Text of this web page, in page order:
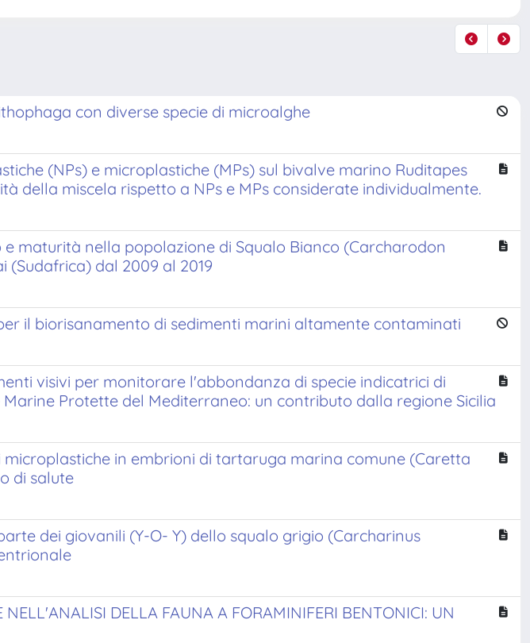
con diverse specie di microalghe
(NPs) e microplastiche (MPs) sul bivalve marino Ruditapes
della miscela rispetto a NPs e MPs considerate individualmente.
maturità nella popolazione di Squalo Bianco (Carcharodon
(Sudafrica) dal 2009 al 2019
il biorisanamento di sedimenti marini altamente contaminati
visivi per monitorare l'abbondanza di specie indicatrici di
Protette del Mediterraneo: un contributo dalla regione Sicilia
in embrioni di tartaruga marina comune (Caretta
di salute
dei giovanili (Y-O- Y) dello squalo grigio (Carcharinus
NELL'ANALISI DELLA FAUNA A FORAMINIFERI BENTONICI: UN